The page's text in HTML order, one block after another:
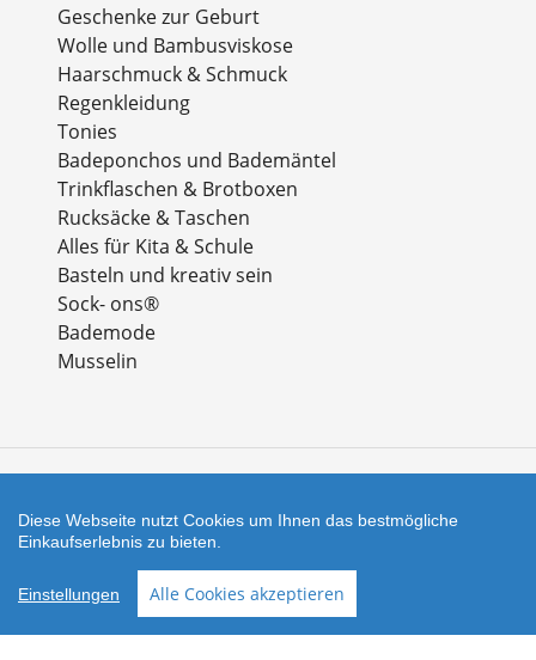
Geschenke zur Geburt
Wolle und Bambusviskose
Haarschmuck & Schmuck
Regenkleidung
Tonies
Badeponchos und Bademäntel
Trinkflaschen & Brotboxen
Rucksäcke & Taschen
Alles für Kita & Schule
Basteln und kreativ sein
Sock- ons®
Bademode
Musselin
Facebook
Instagram
Shop erstellt mit
VersaCommerce.
Besuche uns auch auf lieber-
lokal.de
Diese Webseite nutzt Cookies um Ihnen das bestmögliche
Einkaufserlebnis zu bieten.
Einstellungen Alle Cookies akzeptieren